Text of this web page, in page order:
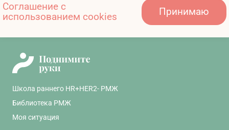
Паллиативная помощь при раке молочной железы
Школа раннего HR+HER2- РМЖ
Библиотека РМЖ
Моя ситуация
Соглашение с
использованием cookies
Принимаю